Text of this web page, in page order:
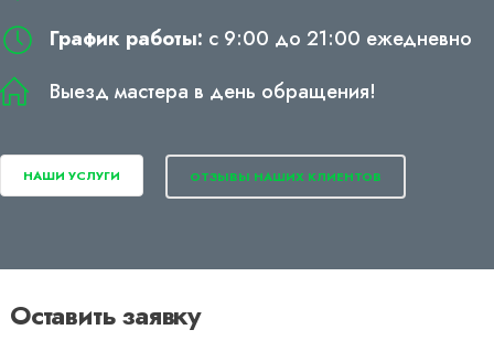
График работы: с 9:00 до 21:00 ежедневно
Выезд мастера в день обращения!
НАШИ УСЛУГИ ОТЗЫВЫ НАШИХ КЛИЕНТОВ
Оставить заявку